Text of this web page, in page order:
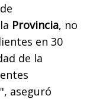
Provincia, no
en 30
de la
", aseguró